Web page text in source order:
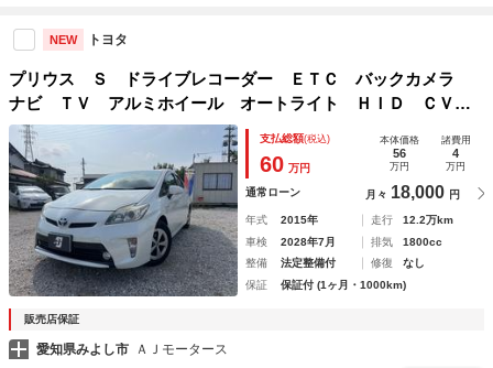
NEW トヨタ
プリウス Ｓ ドライブレコーダー ＥＴＣ バックカメラ
ナビ ＴＶ アルミホイール オートライト ＨＩＤ ＣＶ
Ｔ スマートキー アイドリングストップ 電動格納ミラー
盗難防止システム ＣＤ 衝突安全ボディ ＡＢＳ
支払総額(税込)
60 万円
本体価格
56
万円
諸費用
4
万円
通常ローン 月々 18,000 円
年式 2015年 走行
12.2万km
車検
2028年7月 排気
1800cc
整備
法定整備付 修復
なし
保証
保証付 (1ヶ月・1000km)
販売店保証
愛知県みよし市 ＡＪモータース